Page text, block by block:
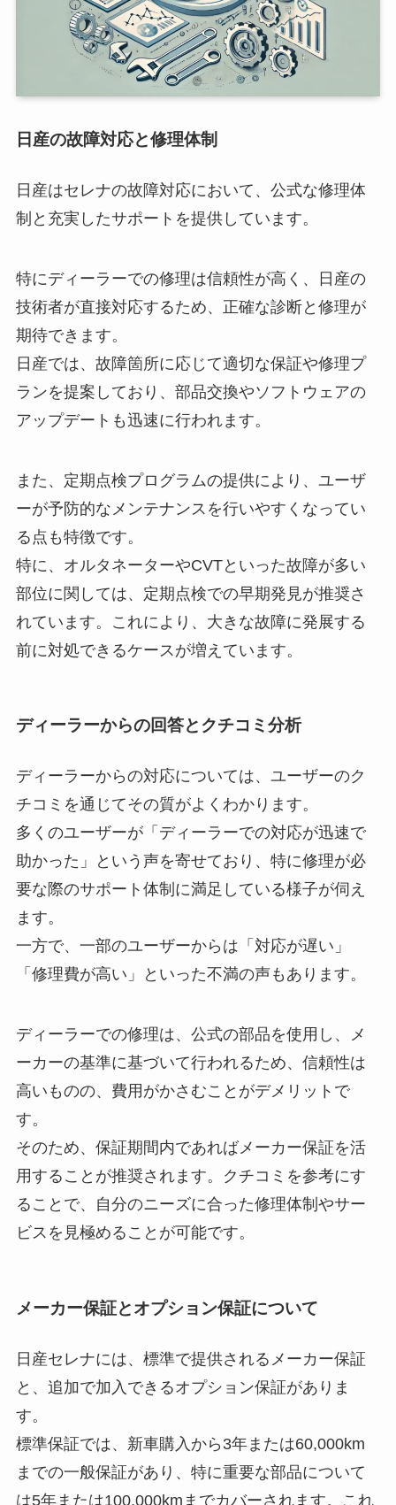
日産の故障対応と修理体制
日産はセレナの故障対応において、公式な修理体
制と充実したサポートを提供しています。
特にディーラーでの修理は信頼性が高く、日産の
技術者が直接対応するため、正確な診断と修理が
期待できます。
日産では、故障箇所に応じて適切な保証や修理プ
ランを提案しており、部品交換やソフトウェアの
アップデートも迅速に行われます。
また、定期点検プログラムの提供により、ユーザ
ーが予防的なメンテナンスを行いやすくなってい
る点も特徴です。
特に、オルタネーターやCVTといった故障が多い
部位に関しては、定期点検での早期発見が推奨さ
れています。これにより、大きな故障に発展する
前に対処できるケースが増えています。
ディーラーからの回答とクチコミ分析
ディーラーからの対応については、ユーザーのク
チコミを通じてその質がよくわかります。
多くのユーザーが「ディーラーでの対応が迅速で
助かった」という声を寄せており、特に修理が必
要な際のサポート体制に満足している様子が伺え
ます。
一方で、一部のユーザーからは「対応が遅い」
「修理費が高い」といった不満の声もあります。
ディーラーでの修理は、公式の部品を使用し、メ
ーカーの基準に基づいて行われるため、信頼性は
高いものの、費用がかさむことがデメリットで
す。
そのため、保証期間内であればメーカー保証を活
用することが推奨されます。クチコミを参考にす
ることで、自分のニーズに合った修理体制やサー
ビスを見極めることが可能です。
メーカー保証とオプション保証について
日産セレナには、標準で提供されるメーカー保証
と、追加で加入できるオプション保証がありま
す。
標準保証では、新車購入から3年または60,000km
までの一般保証があり、特に重要な部品について
は5年または100,000kmまでカバーされます。これ